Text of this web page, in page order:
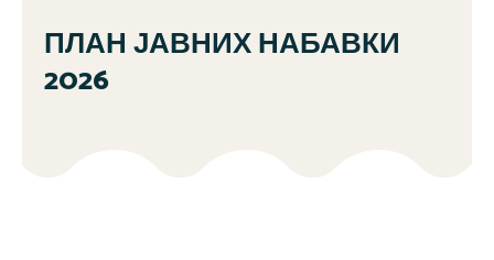
ПЛАН ЈАВНИХ НАБАВКИ
2026